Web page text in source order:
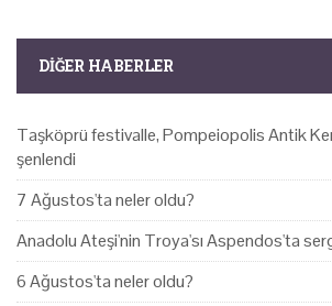
DIĞER HABERLER
Taşköprü festivalle, Pompeiopolis Antik
şenlendi
7 Ağustos'ta neler oldu?
Anadolu Ateşi'nin Troya'sı Aspendos'ta
6 Ağustos'ta neler oldu?